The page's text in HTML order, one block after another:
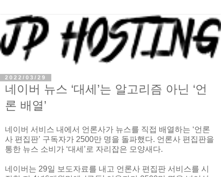
2022/03/29
네이버 뉴스 ‘대세’는 알고리즘 아닌 ‘언
론 배열’
네이버 서비스 내에서 언론사가 뉴스를 직접 배열하는 ‘언론
사 편집판’ 구독자가 2500만 명을 돌파했다. 언론사 편집판을
통한 뉴스 소비가 ‘대세’로 자리잡은 모양새다.
네이버는 29일 보도자료를 내고 언론사 편집판 서비스를 시